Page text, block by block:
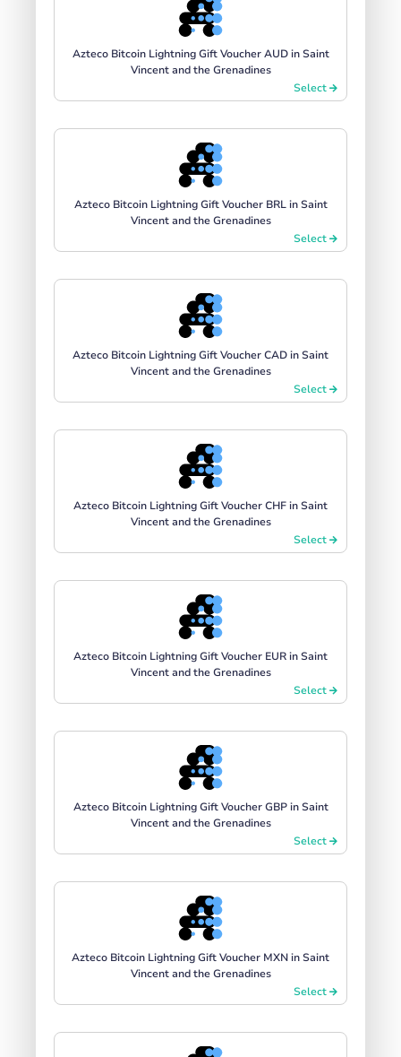
Azteco Bitcoin Lightning Gift Voucher AUD in Saint
Vincent and the Grenadines
Select
Azteco Bitcoin Lightning Gift Voucher BRL in Saint
Vincent and the Grenadines
Select
Azteco Bitcoin Lightning Gift Voucher CAD in Saint
Vincent and the Grenadines
Select
Azteco Bitcoin Lightning Gift Voucher CHF in Saint
Vincent and the Grenadines
Select
Azteco Bitcoin Lightning Gift Voucher EUR in Saint
Vincent and the Grenadines
Select
Azteco Bitcoin Lightning Gift Voucher GBP in Saint
Vincent and the Grenadines
Select
Azteco Bitcoin Lightning Gift Voucher MXN in Saint
Vincent and the Grenadines
Select